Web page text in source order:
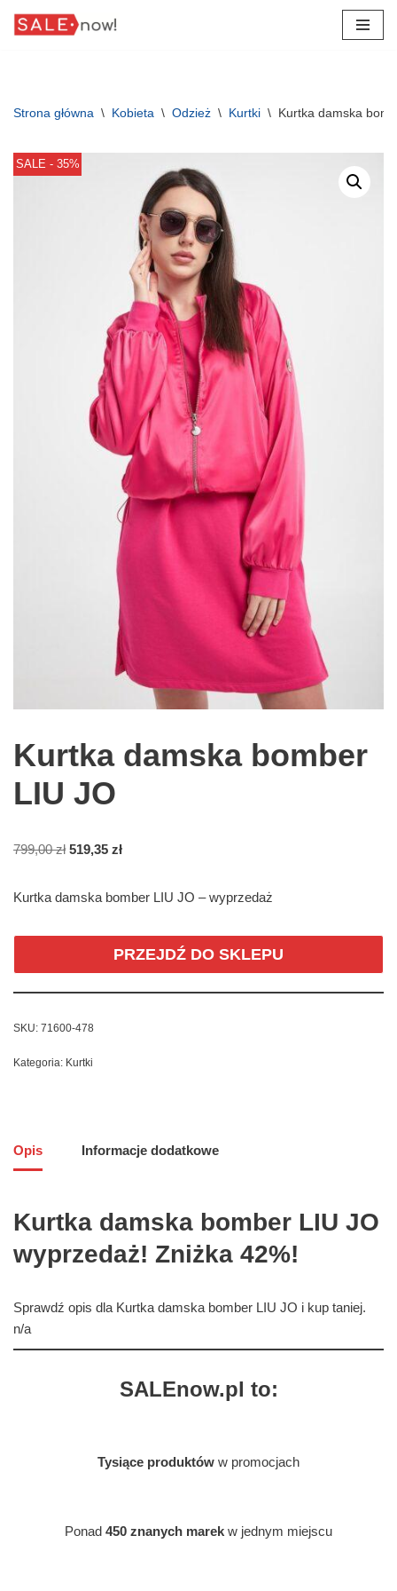
Strona główna \ Kobieta \ Odzież \ Kurtki \ Kurtka damska
SALE - 35%
Kurtka damska bomber
LIU JO
799,00zł 519,35 zł
Kurtka damska bomber LIU JO – wyprzedaż
PRZEJDŹ DO SKLEPU
SKU: 71600-478
Kategoria: Kurtki
Opis Informacje dodatkowe
Kurtka damska bomber LIU JO
wyprzedaż! Zniżka 42%!
Sprawdź opis dla Kurtka damska bomber LIU JO i kup taniej.
n/a
SALEnow.pl to:
Tysiące produktów w promocjach
Ponad 450 znanych marek w jednym miejscu